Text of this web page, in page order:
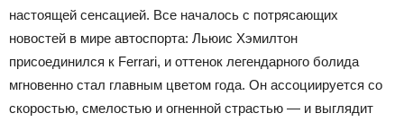
настоящей сенсацией. Все началось с потрясающих
новостей в мире автоспорта: Льюис Хэмилтон
присоединился к Ferrari, и оттенок легендарного болида
мгновенно стал главным цветом года. Он ассоциируется со
скоростью, смелостью и огненной страстью — и выглядит